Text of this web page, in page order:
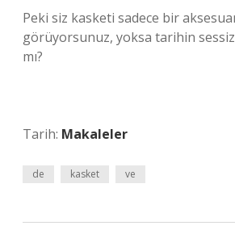
Peki siz kasketi sadece bir
görüyorsunuz, yoksa tarihin
mı?
Tarih: Makaleler
de kasket ve